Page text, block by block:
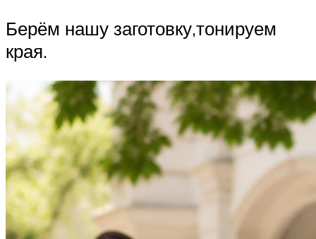
Берём нашу заготовку,тонируем
края.